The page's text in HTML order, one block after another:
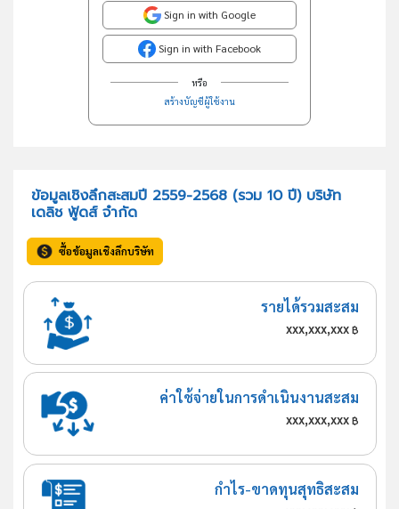
Sign in with Google
Sign in with Facebook
หรือ
สร้างบัญชีผู้ใช้งาน
ข้อมูลเชิงลึกสะสมปี 2559-2568 (รวม 10 ปี) บริษัท
เดลิช ฟู้ดส์ จำกัด
ซื้อข้อมูลเชิงลึกบริษัท
รายได้รวมสะสม
xxx,xxx,xxx฿
ค่าใช้จ่ายในการดำเนินงานสะสม
xxx,xxx,xxx฿
กำไร-ขาดทุนสุทธิสะสม